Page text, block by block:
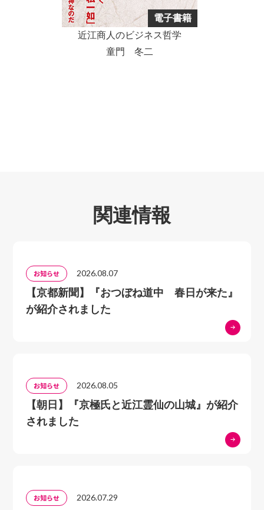
電子書籍
近江商人のビジネス哲学
童門 冬二
関連情報
お知らせ 2026.08.07
【京都新聞】『おつぼね道中 春日が来た』
が紹介されました
お知らせ 2026.08.05
【朝日】『京極氏と近江霊仙の山城』が紹介
されました
お知らせ 2026.07.29